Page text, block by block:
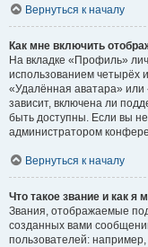
Вернуться к началу
Как мне включить
На вкладке «Профиль»
использованием четырёх
«Удалённая аватара»
зависит, включена ли
быть доступны. Если вы
администратором
Вернуться к началу
Что такое звание и как я
Звания, отображаемые
созданных вами
пользователей: